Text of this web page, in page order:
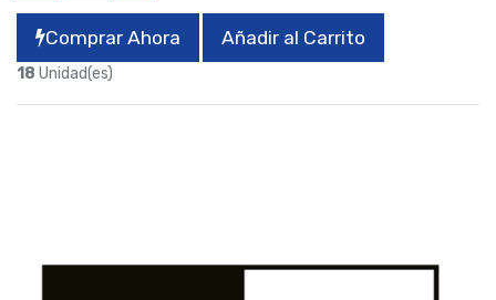
Comprar Ahora Añadir al Carrito
18 Unidad(es)